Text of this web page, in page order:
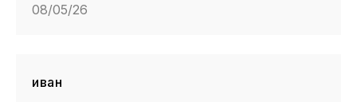
08/05/26
иван